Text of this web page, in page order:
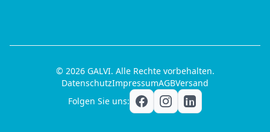
© 2026 GALVI. Alle Rechte vorbehalten.
DatenschutzImpressumAGBVersand
Folgen Sie uns: